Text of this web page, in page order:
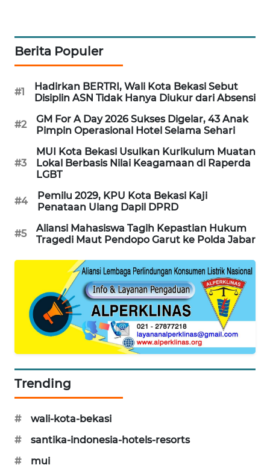
Berita Populer
#1
Hadirkan BERTRI, Wali Kota Bekasi Sebut
Disiplin ASN Tidak Hanya Diukur dari Absensi
#2
GM For A Day 2026 Sukses Digelar, 43 Anak
Pimpin Operasional Hotel Selama Sehari
#3
MUI Kota Bekasi Usulkan Kurikulum Muatan
Lokal Berbasis Nilai Keagamaan di Raperda
LGBT
#4
Pemilu 2029, KPU Kota Bekasi Kaji
Penataan Ulang Dapil DPRD
#5
Aliansi Mahasiswa Tagih Kepastian Hukum
Tragedi Maut Pendopo Garut ke Polda Jabar
Trending
#
wali-kota-bekasi
#
santika-indonesia-hotels-resorts
#
mui
BERAMPU
ANUGERAH
NEWS
AKHLAK
ID
PERAPKI
NEWS
SONYA
ASA